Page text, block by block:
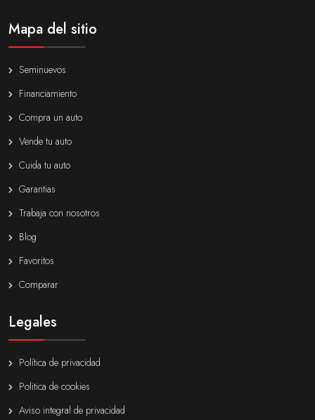
Mapa del sitio
Seminuevos
Financiamiento
Compra un auto
Vende tu auto
Cuida tu auto
Garantias
Trabaja con nosotros
Blog
Favoritos
Comparar
Legales
Política de privacidad
Politica de cookies
Aviso integral de privacidad